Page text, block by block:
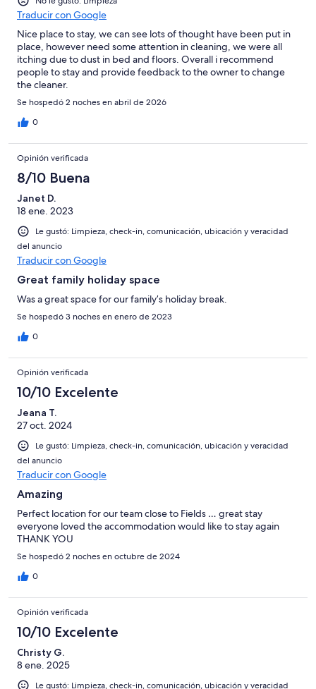
Traducir con Google
Nice place to stay, we can see lots of thought have been put in
place, however need some attention in cleaning, we were all
itching due to dust in bed and floors. Overall i recommend
people to stay and provide feedback to the owner to change
the cleaner.
Se hospedó 2 noches en abril de 2026
0
Opinión verificada
8/10 Buena
Janet D.
18 ene. 2023
Le gustó: Limpieza, check-in, comunicación, ubicación y veracidad
del anuncio
Traducir con Google
Great family holiday space
Was a great space for our family’s holiday break.
Se hospedó 3 noches en enero de 2023
0
Opinión verificada
10/10 Excelente
Jeana T.
27 oct. 2024
Le gustó: Limpieza, check-in, comunicación, ubicación y veracidad
del anuncio
Traducir con Google
Amazing
Perfect location for our team close to Fields … great stay
everyone loved the accommodation would like to stay again
THANK YOU
Se hospedó 2 noches en octubre de 2024
0
Opinión verificada
10/10 Excelente
Christy G.
8 ene. 2025
Le gustó: Limpieza, check-in, comunicación, ubicación y veracidad